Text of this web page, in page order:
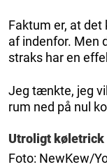
Faktum er, at
af indenfor. Men
straks har en
Jeg tænkte, jeg
rum ned på nul
Utroligt køletrick
Foto: NewKew/